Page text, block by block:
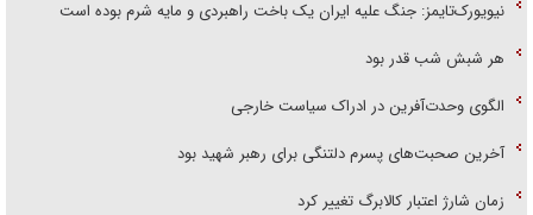
نیویورک‌تایمز: جنگ علیه ایران یک باخت راهبردی و مایه شرم بوده است
هر شبش شب قدر بود
الگوی وحدت‌آفرین در ادراک سیاست خارجی
آخرین صحبت‌های پسرم دلتنگی برای رهبر شهید بود
زمان شارژ اعتبار کالابرگ تغییر کرد